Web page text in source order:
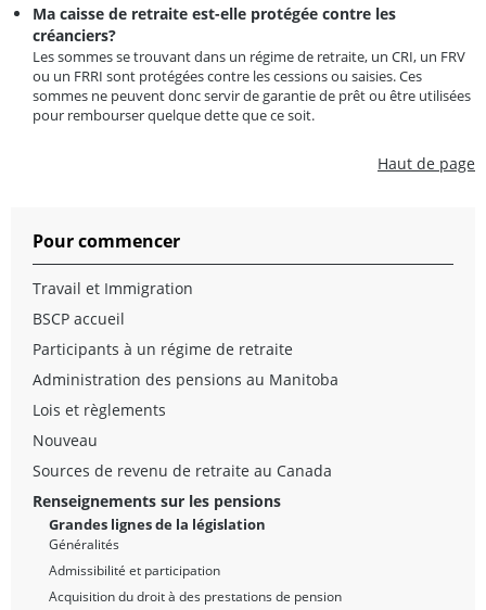
Ma caisse de retraite est-elle protégée contre les
créanciers?
Les sommes se trouvant dans un régime de retraite, un CRI, un FRV
ou un FRRI sont protégées contre les cessions ou saisies. Ces
sommes ne peuvent donc servir de garantie de prêt ou être utilisées
pour rembourser quelque dette que ce soit.
Haut de page
Pour commencer
Travail et Immigration
BSCP accueil
Participants à un régime de retraite
Administration des pensions au Manitoba
Lois et règlements
Nouveau
Sources de revenu de retraite au Canada
Renseignements sur les pensions
Grandes lignes de la législation
Généralités
Admissibilité et participation
Acquisition du droit à des prestations de pension